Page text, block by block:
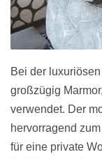
Bei der
großzügig
verwendet. Der
hervorragend
für eine private